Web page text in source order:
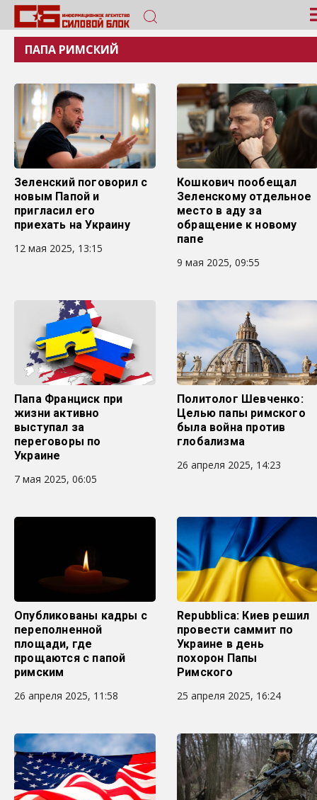
ПАПА РИМСКИЙ
Зеленский поговорил с
новым Папой и
пригласил его
приехать на Украину
12 мая 2025, 13:15
Кошкович пообещал
Зеленскому отдельное
место в аду за
обращение к новому
папе
9 мая 2025, 09:55
Папа Франциск при
жизни активно
выступал за
переговоры по
Украине
7 мая 2025, 06:05
Политолог Шевченко:
Целью папы римского
была война против
глобализма
26 апреля 2025, 14:23
Опубликованы кадры с
переполненной
площади, где
прощаются с папой
римским
26 апреля 2025, 11:58
Repubblica: Киев решил
провести саммит по
Украине в день
похорон Папы
Римского
25 апреля 2025, 16:24